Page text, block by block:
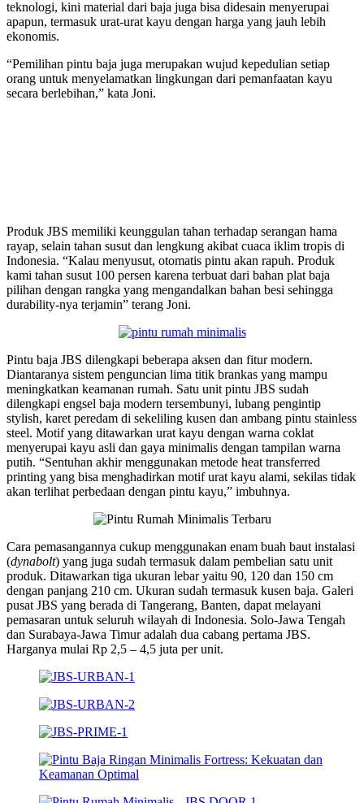
teknologi, kini material dari baja juga bisa didesain menyerupai
apapun, termasuk urat-urat kayu dengan harga yang jauh lebih
ekonomis.
“Pemilihan pintu baja juga merupakan wujud kepedulian setiap
orang untuk menyelamatkan lingkungan dari pemanfaatan kayu
secara berlebihan,” kata Joni.
Produk JBS memiliki keunggulan tahan terhadap serangan hama
rayap, selain tahan susut dan lengkung akibat cuaca iklim tropis di
Indonesia. “Kalau menyusut, otomatis pintu akan rapuh. Produk
kami tahan susut 100 persen karena terbuat dari bahan plat baja
pilihan dengan rangka yang mengandalkan bahan besi sehingga
durability-nya terjamin” terang Joni.
Pintu baja JBS dilengkapi beberapa aksen dan fitur modern.
Diantaranya sistem penguncian lima titik brankas yang mampu
meningkatkan keamanan rumah. Satu unit pintu JBS sudah
dilengkapi engsel baja modern tersembunyi, lubang pengintip
stylish, karet peredam di sekeliling kusen dan ambang pintu stainless
steel. Motif yang ditawarkan urat kayu dengan warna coklat
menyerupai kayu asli dan gaya minimalis dengan tampilan warna
putih. “Sentuhan akhir menggunakan metode heat transferred
printing yang bisa menghadirkan motif urat kayu alami, sekilas tidak
akan terlihat perbedaan dengan pintu kayu,” imbuhnya.
Cara pemasangannya cukup menggunakan enam buah baut instalasi
(dynabolt) yang juga sudah termasuk dalam pembelian satu unit
produk. Ditawarkan tiga ukuran lebar yaitu 90, 120 dan 150 cm
dengan panjang 210 cm. Ukuran sudah termasuk kusen baja. Galeri
pusat JBS yang berada di Tangerang, Banten, dapat melayani
pemasaran untuk seluruh wilayah di Indonesia. Solo-Jawa Tengah
dan Surabaya-Jawa Timur adalah dua cabang pertama JBS.
Harganya mulai Rp 2,5 – 4,5 juta per unit.